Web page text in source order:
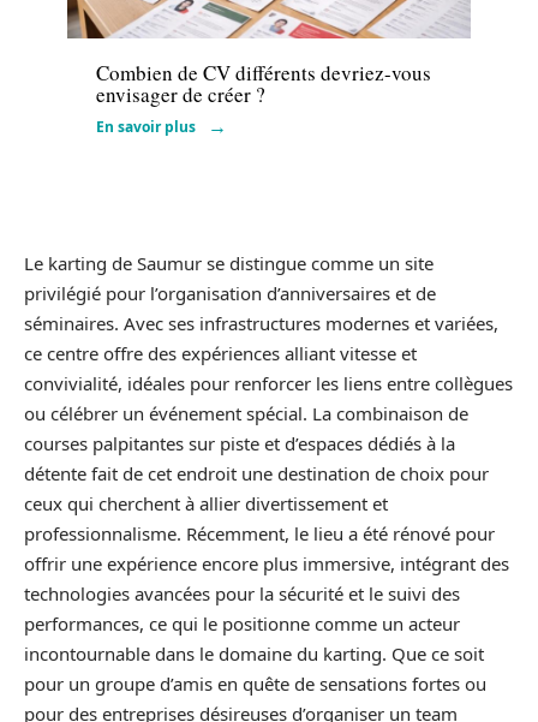
Actu
Combien de CV différents devriez-vous
envisager de créer ?
En savoir plus
Le karting de Saumur se distingue comme un site
privilégié pour l’organisation d’anniversaires et de
séminaires. Avec ses infrastructures modernes et variées,
ce centre offre des expériences alliant vitesse et
convivialité, idéales pour renforcer les liens entre collègues
ou célébrer un événement spécial. La combinaison de
courses palpitantes sur piste et d’espaces dédiés à la
détente fait de cet endroit une destination de choix pour
ceux qui cherchent à allier divertissement et
professionnalisme. Récemment, le lieu a été rénové pour
offrir une expérience encore plus immersive, intégrant des
technologies avancées pour la sécurité et le suivi des
performances, ce qui le positionne comme un acteur
incontournable dans le domaine du karting. Que ce soit
pour un groupe d’amis en quête de sensations fortes ou
pour des entreprises désireuses d’organiser un team